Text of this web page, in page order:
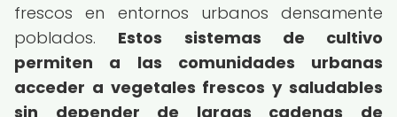
frescos en entornos urbanos densamente
poblados. Estos sistemas de cultivo
permiten a las comunidades urbanas
acceder a vegetales frescos y saludables
sin depender de largas cadenas de